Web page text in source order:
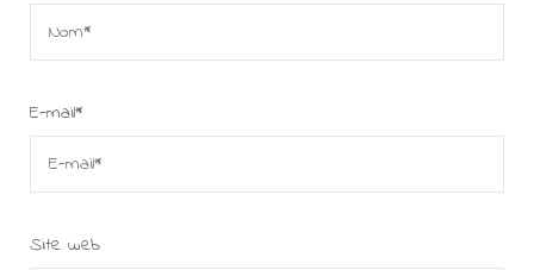
E-mail*
Site web